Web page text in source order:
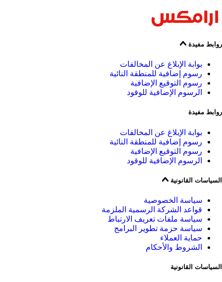
روابط مفيدة
بوابة الإبلاغ عن المخالفات
رسوم إضافية للمنطقة النائية
رسوم التوقيع الإضافية
الرسوم الإضافية للوقود
روابط مفيدة
بوابة الإبلاغ عن المخالفات
رسوم إضافية للمنطقة النائية
رسوم التوقيع الإضافية
الرسوم الإضافية للوقود
السياسات القانونية
سياسة الخصوصية
قواعد الشركة الرسمية الملزمة
سياسة ملفات تعريف الارتباط
سياسة حزمة تطوير البرامج
حماية العملاء
الشروط والأحكام
السياسات القانونية